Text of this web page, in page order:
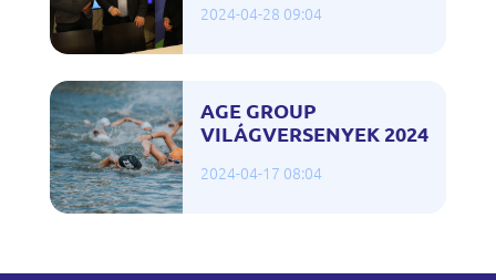
2024-04-28 09:04
AGE GROUP
VILÁGVERSENYEK 2024
2024-04-17 08:04